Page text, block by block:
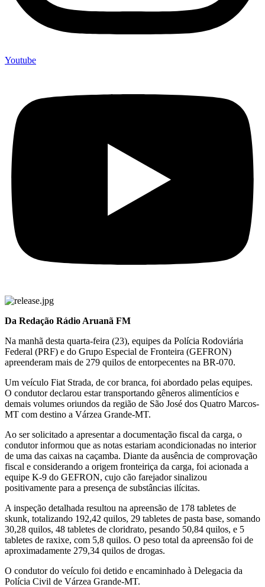
Youtube
Da Redação Rádio Aruanã FM
Na manhã desta quarta-feira (23), equipes da Polícia Rodoviária
Federal (PRF) e do Grupo Especial de Fronteira (GEFRON)
apreenderam mais de 279 quilos de entorpecentes na BR-070.
Um veículo Fiat Strada, de cor branca, foi abordado pelas equipes.
O condutor declarou estar transportando gêneros alimentícios e
demais volumes oriundos da região de São José dos Quatro Marcos-
MT com destino a Várzea Grande-MT.
Ao ser solicitado a apresentar a documentação fiscal da carga, o
condutor informou que as notas estariam acondicionadas no interior
de uma das caixas na caçamba. Diante da ausência de comprovação
fiscal e considerando a origem fronteiriça da carga, foi acionada a
equipe K-9 do GEFRON, cujo cão farejador sinalizou
positivamente para a presença de substâncias ilícitas.
A inspeção detalhada resultou na apreensão de 178 tabletes de
skunk, totalizando 192,42 quilos, 29 tabletes de pasta base, somando
30,28 quilos, 48 tabletes de cloridrato, pesando 50,84 quilos, e 5
tabletes de raxixe, com 5,8 quilos. O peso total da apreensão foi de
aproximadamente 279,34 quilos de drogas.
O condutor do veículo foi detido e encaminhado à Delegacia da
Polícia Civil de Várzea Grande-MT.